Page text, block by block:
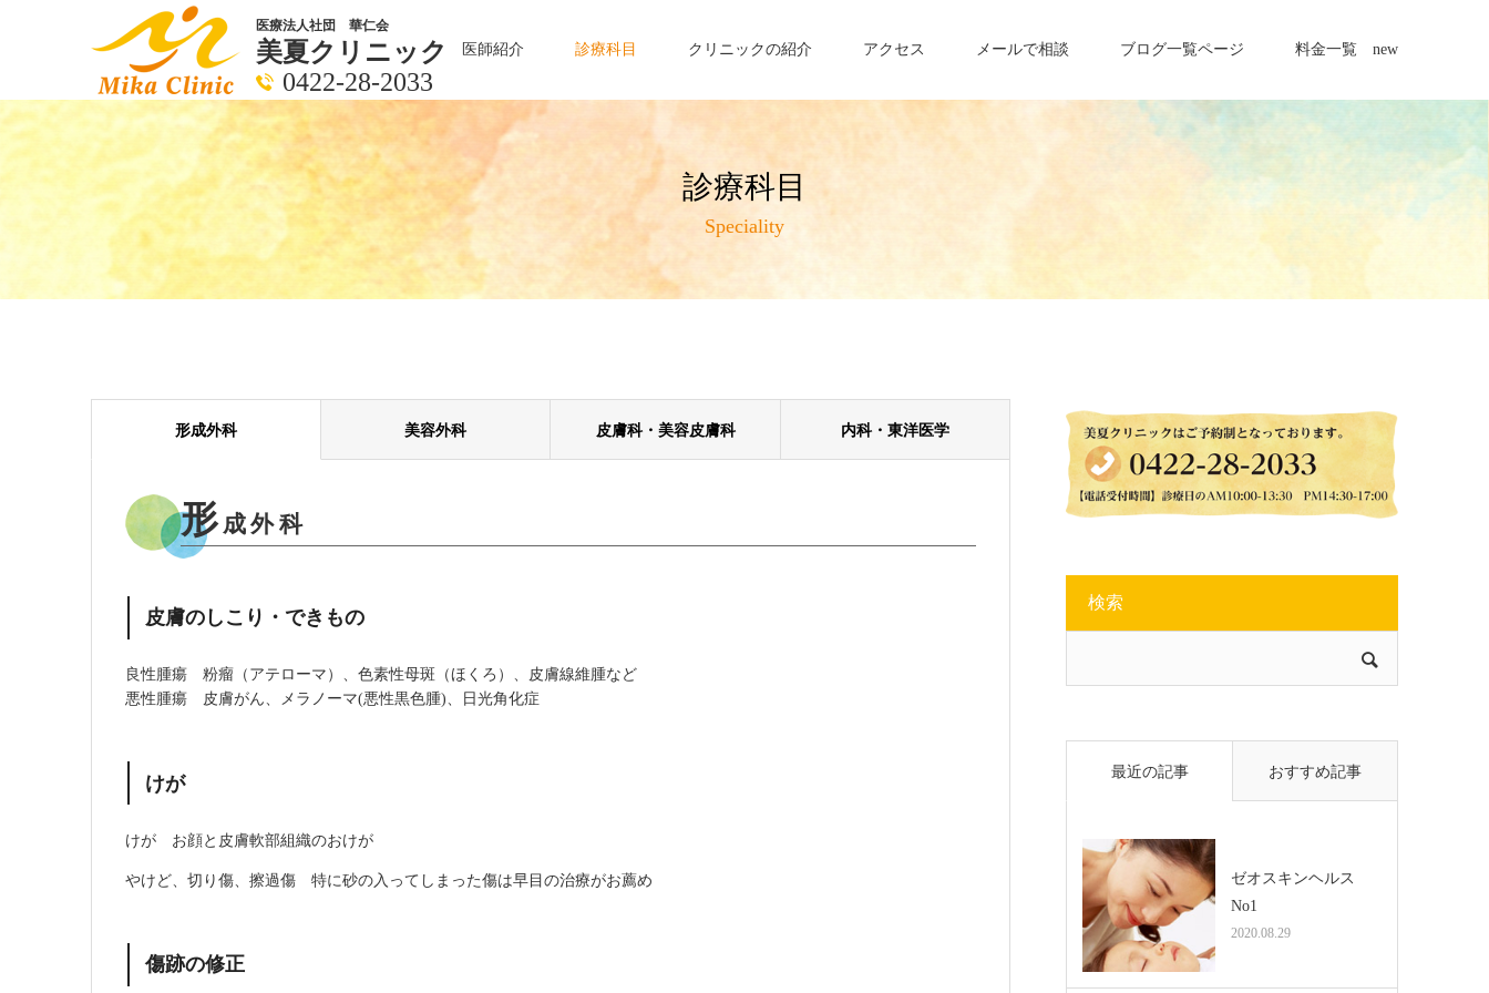
医療法人社団 華仁会
美夏クリニック
0422-28-2033
医師紹介 診療科目 クリニックの紹介 アクセス メールで相談 ブログ一覧ページ 料金一覧 new
診療科目
Speciality
形成外科 美容外科 皮膚科・美容皮膚科 内科・東洋医学
形成外科
皮膚のしこり・できもの
良性腫瘍 粉瘤（アテローマ）、色素性母斑（ほくろ）、皮膚線維腫など
悪性腫瘍 皮膚がん、メラノーマ(悪性黒色腫)、日光角化症
けが
けが お顔と皮膚軟部組織のおけが
やけど、切り傷、擦過傷 特に砂の入ってしまった傷は早目の治療がお薦め
傷跡の修正
検索
最近の記事 おすすめ記事
ゼオスキンヘルス
No1
2020.08.29